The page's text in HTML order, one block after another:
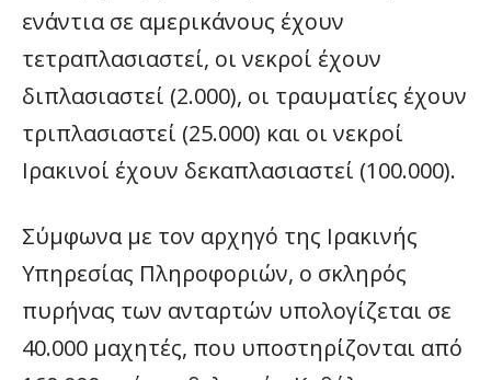
ενάντια σε αμερικάνους έχουν
τετραπλασιαστεί, οι νεκροί έχουν
διπλασιαστεί (2.000), οι τραυματίες έχουν
τριπλασιαστεί (25.000) και οι νεκροί
Ιρακινοί έχουν δεκαπλασιαστεί (100.000).
Σύμφωνα με τον αρχηγό της Ιρακινής
Υπηρεσίας Πληροφοριών, ο σκληρός
πυρήνας των ανταρτών υπολογίζεται σε
40.000 μαχητές, που υποστηρίζονται από